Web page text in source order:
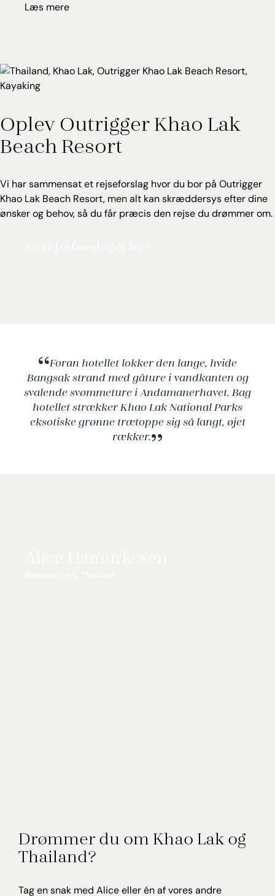
eller balkon med udsigt til den tropiske have. De er
Hotellet er oplagt til forkælelse for både voksne og
børn, som kan besøge børneklubben nær poolen.
Lufthavn: 70 km
Centrum: 5 km
Læs mere
Oplev Outrigger Khao Lak
Beach Resort
Vi har sammensat et rejseforslag hvor du bor på Outrigger
Khao Lak Beach Resort, men alt kan skræddersys efter dine
ønsker og behov, så du får præcis den rejse du drømmer om.
Foran hotellet lokker den lange, hvide
Bangsak strand med gåture i vandkanten og
svalende svømmeture i Andamanerhavet. Bag
hotellet strækker Khao Lak National Parks
eksotiske grønne trætoppe sig så langt, øjet
rækker.
Drømmer du om Khao Lak og
Thailand?
Tag en snak med Alice eller én af vores andre